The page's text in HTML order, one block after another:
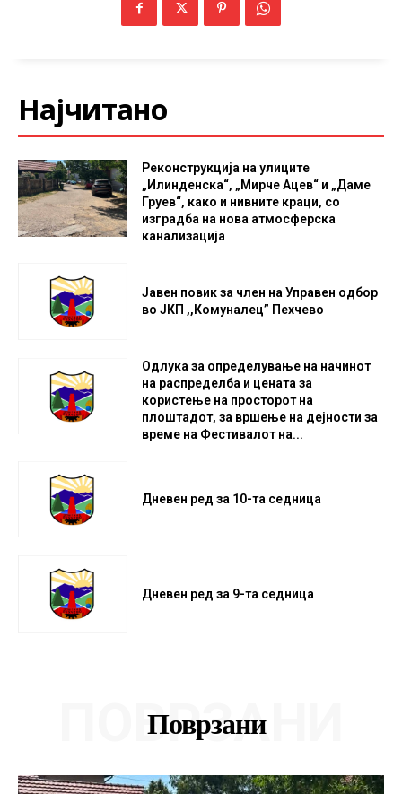
Најчитано
Реконструкција на улиците
„Илинденска“, „Мирче Ацев“ и „Даме
Груев“, како и нивните краци, со
изградба на нова атмосферска
канализација
Јавен повик за член на Управен одбор
во ЈКП ,,Комуналец” Пехчево
Одлука за определување на начинот
на распределба и цената за
користење на просторот на
плоштадот, за вршење на дејности за
време на Фестивалот на...
Дневен ред за 10-та седница
Дневен ред за 9-та седница
Поврзани
ПОВРЗАНИ